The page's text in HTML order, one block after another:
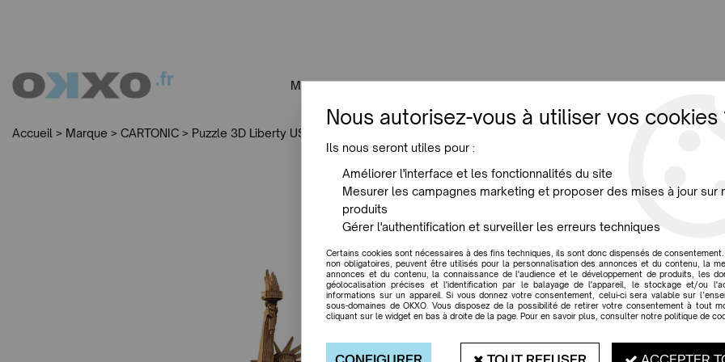
MOBILIER LUMINAIRES JARDIN MAISON PROMO
Accueil > Marque > CARTONIC > Puzzle 3D Liberty USA - Cartonic
CARTONIC
PUZZLE 3D
Soyez le premier à donner
37,95 €TTC
Réf. :CWLIBER
Les puzzles Cartonic 3D sont
création, vous assisterez
Nous autorisez-vous à utiliser vos cookies
Ils nous seront utiles pour :
Améliorer l'interface et les fonctionnalités du site
Mesurer les campagnes marketing et proposer des mises à jour sur
produits
Gérer l'authentification et surveiller les erreurs techniques
Certains cookies sont nécessaires à des fins techniques, ils sont donc dispensés de
non obligatoires, peuvent être utilisés pour la personnalisation des annonces et du contenu, la
annonces et du contenu, la connaissance de l'audience et le développement de produits, les
géolocalisation précises et l'identification par le balayage de l'appareil, le stockage et/ou
informations sur un appareil. Si vous donnez votre consentement, celui-ci sera valable sur
sous-domaines de OKXO. Vous disposez de la possibilité de retirer votre consentement à tout
cliquant sur le widget en bas à droite de la page. Pour en savoir plus, consulter notre politique de